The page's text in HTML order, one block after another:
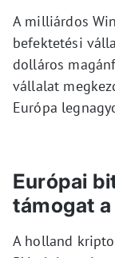
A milliárdos
befektetési
dolláros
vállalat
Európa
Európai
támogat
A holland